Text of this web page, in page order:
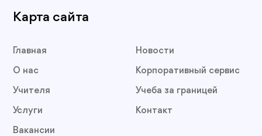
Карта сайта
Главная
О нас
Учителя
Услуги
Вакансии
Новости
Корпоративный сервис
Учеба за границей
Контакт